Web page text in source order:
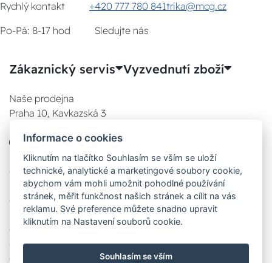
Rychlý kontakt +420 777 780 841trika@mcg.cz
Po-Pá: 8-17 hod
Sledujte nás
Zákaznický servis Vyzvednutí zboží
Naše prodejna
Praha 10, Kavkazská 3
777 780 841
08:00 - 17:00
08:00 - 17:00
08:00 - 17:00
Čt:
08:00 - 17:00
Informace o cookies
Kliknutím na tlačítko Souhlasím se vším se uloží
technické, analytické a marketingové soubory cookie,
abychom vám mohli umožnit pohodlné používání
stránek, měřit funkčnost našich stránek a cílit na vás
reklamu. Své preference můžete snadno upravit
kliknutím na Nastavení souborů cookie.
Souhlasím se vším